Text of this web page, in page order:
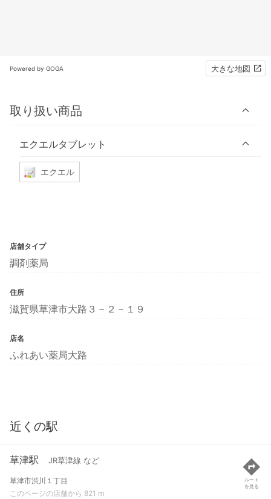
Powered by GOGA 大きな地図
取り扱い商品
エクエルタブレット
エクエル
店舗タイプ
調剤薬局
住所
滋賀県草津市大路３－２－１９
店名
ふれあい薬局大路
近くの駅
草津駅 JR草津線 など
草津市渋川１丁目
このページの店舗から 821 m
ルート
を見る